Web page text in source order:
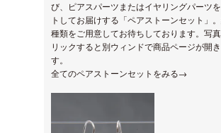
び、ピアスパーツまたはイヤリングパーツ
トしてお届けする「ペアストーンセット」
種類をご用意してお待ちしております。写
リックすると別ウィンドで商品ページが開き
す。
全てのペアストーンセットをみる→